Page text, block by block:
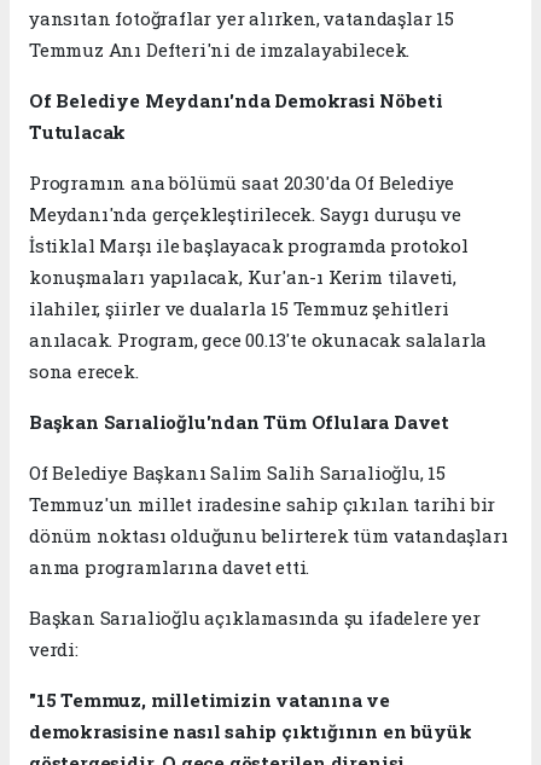
yansıtan fotoğraflar yer alırken, vatandaşlar 15
Temmuz Anı Defteri'ni de imzalayabilecek.
Of Belediye Meydanı'nda Demokrasi Nöbeti
Tutulacak
Programın ana bölümü saat 20.30'da Of Belediye
Meydanı'nda gerçekleştirilecek. Saygı duruşu ve
İstiklal Marşı ile başlayacak programda protokol
konuşmaları yapılacak, Kur'an-ı Kerim tilaveti,
ilahiler, şiirler ve dualarla 15 Temmuz şehitleri
anılacak. Program, gece 00.13'te okunacak salalarla
sona erecek.
Başkan Sarıalioğlu'ndan Tüm Oflulara Davet
Of Belediye Başkanı Salim Salih Sarıalioğlu, 15
Temmuz'un millet iradesine sahip çıkılan tarihi bir
dönüm noktası olduğunu belirterek tüm vatandaşları
anma programlarına davet etti.
Başkan Sarıalioğlu açıklamasında şu ifadelere yer
verdi:
"15 Temmuz, milletimizin vatanına ve
demokrasisine nasıl sahip çıktığının en büyük